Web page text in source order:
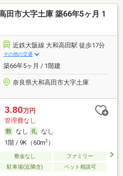
田市大字土庫 築66年5ヶ月 1
近鉄大阪線 大和高田駅 徒歩17分
その他の交通
築66年5ヶ月 / 1階建
奈良県大和高田市大字土庫
3.80万円
管理費なし
なし
なし
1階 / 9K（60m2）
敷金なし
ファミリー
駐車場(近隣含) ペット相談可